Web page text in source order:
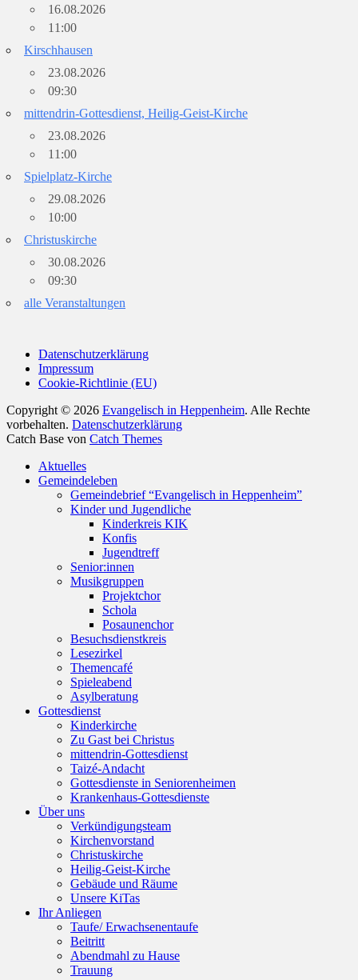
16.08.2026
11:00
Kirschhausen
23.08.2026
09:30
mittendrin-Gottesdienst, Heilig-Geist-Kirche
23.08.2026
11:00
Spielplatz-Kirche
29.08.2026
10:00
Christuskirche
30.08.2026
09:30
alle Veranstaltungen
Datenschutzerklärung
Impressum
Cookie-Richtlinie (EU)
Copyright © 2026 Evangelisch in Heppenheim. Alle Rechte
vorbehalten. Datenschutzerklärung
Catch Base von Catch Themes
oben
scrollen
Aktuelles
Gemeindeleben
Gemeindebrief “Evangelisch in Heppenheim”
Kinder und Jugendliche
Kinderkreis KIK
Konfis
Jugendtreff
Senior:innen
Musikgruppen
Projektchor
Schola
Posaunenchor
Besuchsdienstkreis
Lesezirkel
Themencafé
Spieleabend
Asylberatung
Gottesdienst
Kinderkirche
Zu Gast bei Christus
mittendrin-Gottesdienst
Taizé-Andacht
Gottesdienste in Seniorenheimen
Krankenhaus-Gottesdienste
Über uns
Verkündigungsteam
Kirchenvorstand
Christuskirche
Heilig-Geist-Kirche
Gebäude und Räume
Unsere KiTas
Ihr Anliegen
Taufe/ Erwachsenentaufe
Beitritt
Abendmahl zu Hause
Trauung